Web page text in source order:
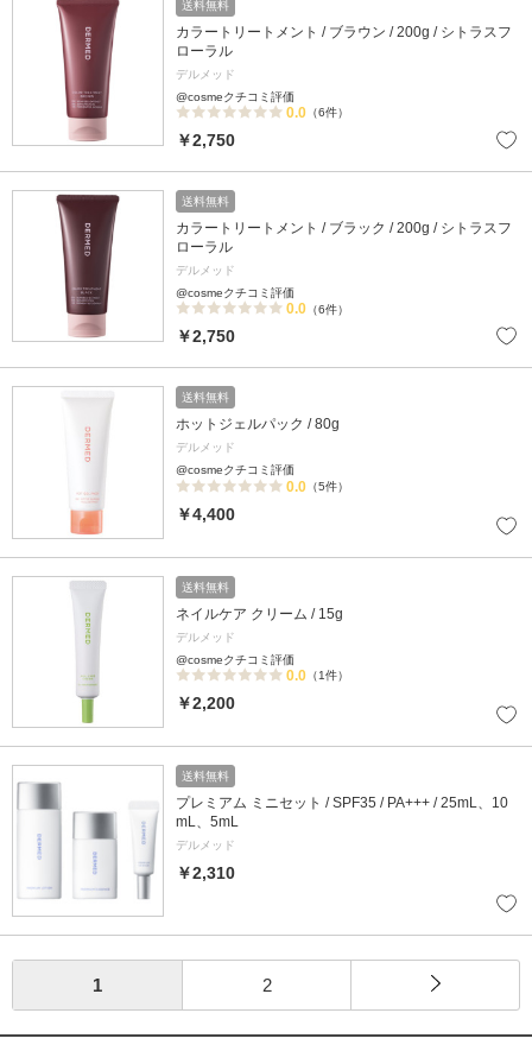
送料無料
カラートリートメント / ブラウン / 200g / シトラスフ
ローラル
デルメッド
@cosmeクチコミ評価
0.0 （6件）
￥2,750
送料無料
カラートリートメント / ブラック / 200g / シトラスフ
ローラル
デルメッド
@cosmeクチコミ評価
0.0 （6件）
￥2,750
送料無料
ホットジェルパック / 80g
デルメッド
@cosmeクチコミ評価
0.0 （5件）
￥4,400
送料無料
ネイルケア クリーム / 15g
デルメッド
@cosmeクチコミ評価
0.0 （1件）
￥2,200
送料無料
プレミアム ミニセット / SPF35 / PA+++ / 25mL、10
mL、5mL
デルメッド
￥2,310
1 2